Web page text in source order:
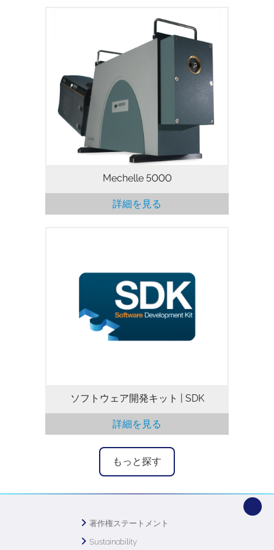
AndorのMechelle ME5000分光器は、1回
のデータ取得で広波長範囲（200～975
nm）をカバーするように設計されていま
す。可動部品はなく、あらかじめ調整され
ている検出器/分光器フォーマットでご利
用頂けます。
Mechelle 5000
詳細を見る
重要部は、C、C++、C#、Visual Basic、
LabVIEWなどの幅広いプログラミング環
境で使用できるダイナミックリンクライブ
ラリです。Windows、LabVIEW、
Matlab、またはLinux向けに個別の専用
SDKが提供されています。使用しているプ
ソフトウェア開発キット | SDK
詳細を見る
もっと探す
著作権ステートメント
Sustainability